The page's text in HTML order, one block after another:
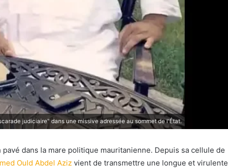
judiciaire" dans une missive adressée au sommet de l'État.
pavé dans la mare politique mauritanienne. Depuis sa cellule de
Ould Abdel Aziz vient de transmettre une longue et virulente